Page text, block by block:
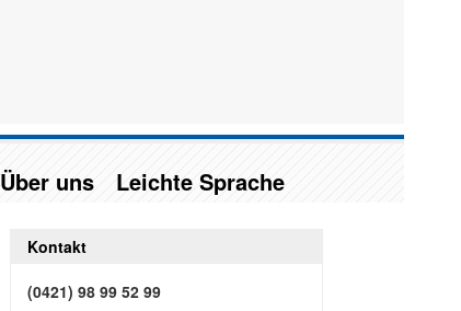
Über uns Leichte Sprache
Kontakt
(0421) 98 99 52 99